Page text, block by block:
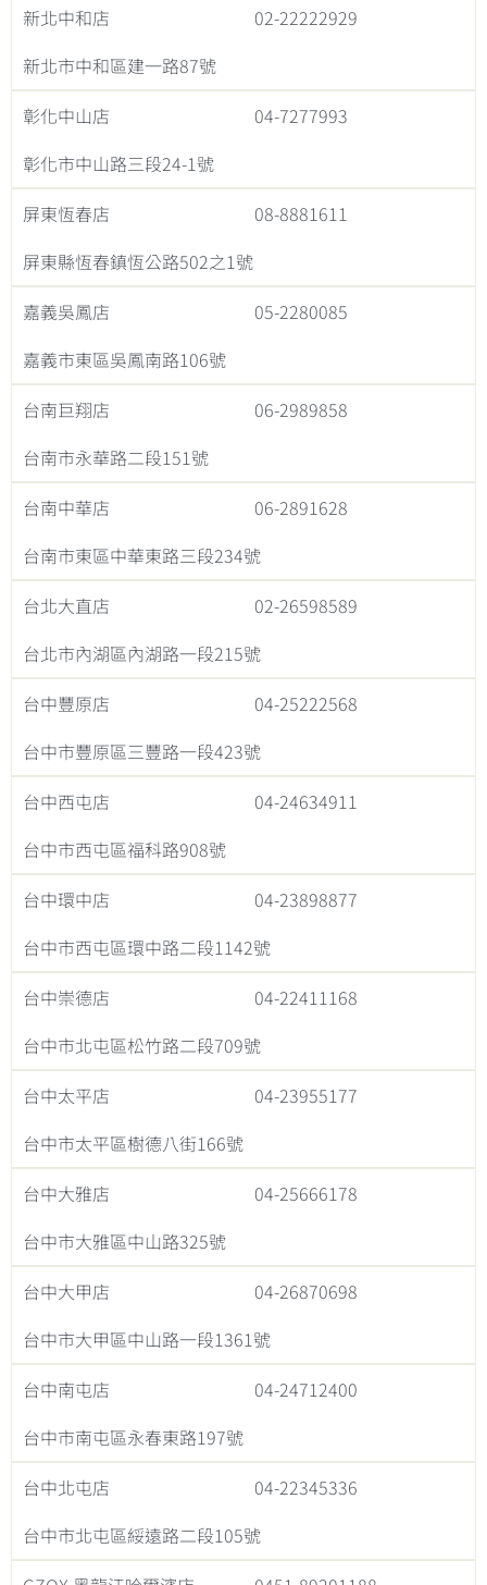
新北中和店
02-22222929
新北市中和區建一路87號
彰化中山店
04-7277993
彰化市中山路三段24-1號
屏東恆春店
08-8881611
屏東縣恆春鎮恆公路502之1號
嘉義吳鳳店
05-2280085
嘉義市東區吳鳳南路106號
台南巨翔店
06-2989858
台南市永華路二段151號
台南中華店
06-2891628
台南市東區中華東路三段234號
台北大直店
02-26598589
台北市內湖區內湖路一段215號
台中豐原店
04-25222568
台中市豐原區三豐路一段423號
台中西屯店
04-24634911
台中市西屯區福科路908號
台中環中店
04-23898877
台中市西屯區環中路二段1142號
台中崇德店
04-22411168
台中市北屯區松竹路二段709號
台中太平店
04-23955177
台中市太平區樹德八街166號
台中大雅店
04-25666178
台中市大雅區中山路325號
台中大甲店
04-26870698
台中市大甲區中山路一段1361號
台中南屯店
04-24712400
台中市南屯區永春東路197號
台中北屯店
04-22345336
台中市北屯區綏遠路二段105號